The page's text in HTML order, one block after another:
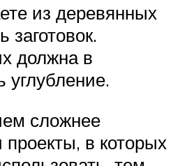
из деревянных
заготовок.
должна в
углубление.
сложнее
проекты, в которых